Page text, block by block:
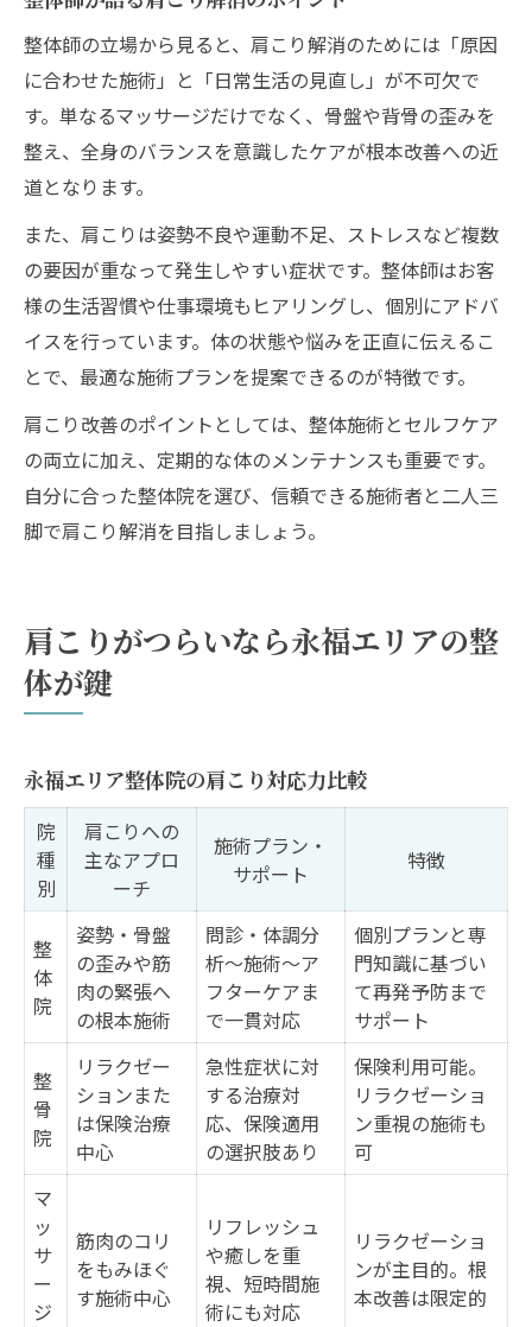
整体師の立場から見ると、肩こり解消のためには「原因
に合わせた施術」と「日常生活の見直し」が不可欠で
す。単なるマッサージだけでなく、骨盤や背骨の歪みを
整え、全身のバランスを意識したケアが根本改善への近
道となります。
また、肩こりは姿勢不良や運動不足、ストレスなど複数
の要因が重なって発生しやすい症状です。整体師はお客
様の生活習慣や仕事環境もヒアリングし、個別にアドバ
イスを行っています。体の状態や悩みを正直に伝えるこ
とで、最適な施術プランを提案できるのが特徴です。
肩こり改善のポイントとしては、整体施術とセルフケア
の両立に加え、定期的な体のメンテナンスも重要です。
自分に合った整体院を選び、信頼できる施術者と二人三
脚で肩こり解消を目指しましょう。
肩こりがつらいなら永福エリアの整
体が鍵
永福エリア整体院の肩こり対応力比較
院
種
別
肩こりへの
主なアプロ
ーチ
施術プラン・
サポート
特徴
整
体
院
姿勢・骨盤
の歪みや筋
肉の緊張へ
の根本施術
問診・体調分
析～施術～ア
フターケアま
で一貫対応
個別プランと専
門知識に基づい
て再発予防まで
サポート
整
骨
院
リラクゼー
ションまた
は保険治療
中心
急性症状に対
する治療対
応、保険適用
の選択肢あり
保険利用可能。
リラクゼーショ
ン重視の施術も
可
マ
ッ
サ
ー
ジ
筋肉のコリ
をもみほぐ
す施術中心
リフレッシュ
や癒しを重
視、短時間施
術にも対応
リラクゼーショ
ンが主目的。根
本改善は限定的